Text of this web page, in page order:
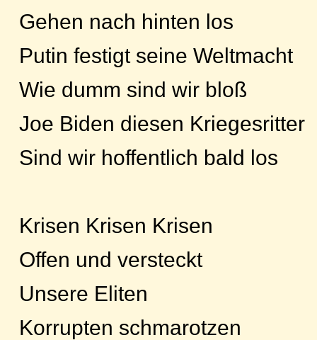
Gehen nach hinten los
Putin festigt seine Weltmacht
Wie dumm sind wir bloß
Joe Biden diesen Kriegesritter
Sind wir hoffentlich bald los
Krisen Krisen Krisen
Offen und versteckt
Unsere Eliten
Korrupten schmarotzen